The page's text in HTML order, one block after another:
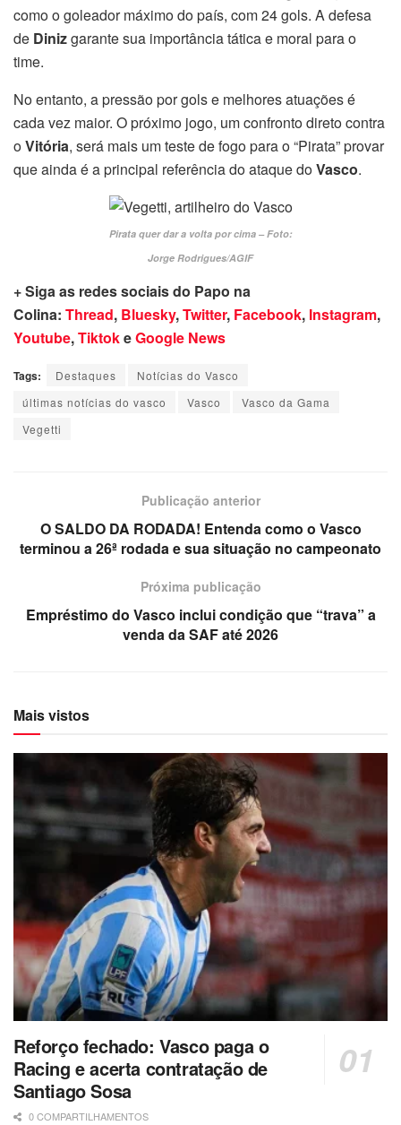
como o goleador máximo do país, com 24 gols. A defesa
de Dinizgarante sua importância tática e moral para o
time.
No entanto, a pressão por gols e melhores atuações é
cada vez maior. O próximo jogo, um confronto direto contra
oVitória, será mais um teste de fogo para o “Pirata” provar
que ainda é a principal referência do ataque doVasco.
Pirata quer dar a volta por cima – Foto:
Jorge Rodrigues/AGIF
+ Siga as redes sociais do Papo na
Colina: Thread, Bluesky,Twitter, Facebook, Instagram,
Youtube,TiktokeGoogle News
Tags: Destaques
Notícias do Vasco
últimas notícias do vasco
Vasco
Vasco da Gama
Vegetti
Publicação anterior
O SALDO DA RODADA! Entenda como o Vasco
terminou a 26ª rodada e sua situação no campeonato
Próxima publicação
Empréstimo do Vasco inclui condição que “trava” a
venda da SAF até 2026
Mais vistos
Reforço fechado: Vasco paga o
Racing e acerta contratação de
Santiago Sosa
0 COMPARTILHAMENTOS